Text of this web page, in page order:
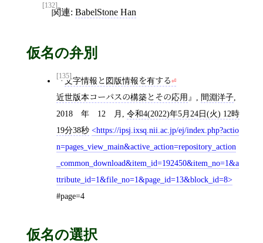
[132]
関連: BabelStone Han
仮名の弁別
[135]文字情報と図版情報を有する
近世版本コーパスの構築とその応用
間淵洋子
2018 年 12 月
令和4(2022)年5月24日(火) 12時
19分38秒
https://ipsj.ixsq.nii.ac.jp/ej/index.php?actio
n=pages_view_main&active_action=repository_action
_common_download&item_id=192450&item_no=1&a
ttribute_id=1&file_no=1&page_id=13&block_id=8
#page=4
仮名の選択